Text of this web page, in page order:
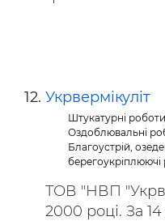
Укрвермікуліт
Штукатурні роботи
Оздоблювальні
Благоустрій,
берегоукріплюючі
ТОВ "НВП
2000 році. За